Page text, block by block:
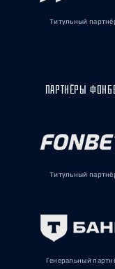
Титульный
ПАРТНЁРЫ
Титульный
Генеральный